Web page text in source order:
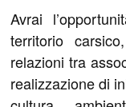
Avrai
territorio
relazioni tra
realizzazione di